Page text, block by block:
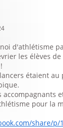
d'athlétisme
les élèves de
étaient
accompagnants
pour la
share/p/